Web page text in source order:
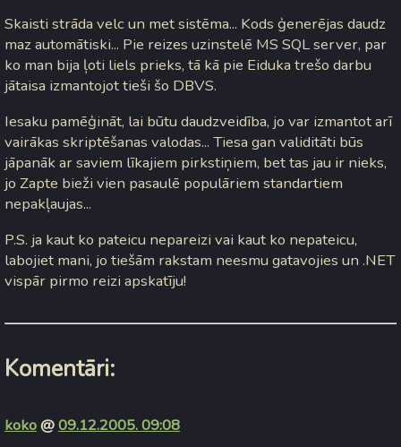
Skaisti strāda velc un met sistēma... Kods ģenerējas daudz
maz automātiski... Pie reizes uzinstelē MS SQL server, par
ko man bija ļoti liels prieks, tā kā pie Eiduka trešo darbu
jātaisa izmantojot tieši šo DBVS.
Iesaku pamēģināt, lai būtu daudzveidība, jo var izmantot arī
vairākas skriptēšanas valodas... Tiesa gan validitāti būs
jāpanāk ar saviem līkajiem pirkstiņiem, bet tas jau ir nieks,
jo Zapte bieži vien pasaulē populāriem standartiem
nepakļaujas...
P.S. ja kaut ko pateicu nepareizi vai kaut ko nepateicu,
labojiet mani, jo tiešām rakstam neesmu gatavojies un .NET
vispār pirmo reizi apskatīju!
Komentāri:
koko@09.12.2005. 09:08